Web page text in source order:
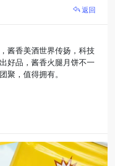
返回
酱香美酒世界传扬，科技
好品，酱香火腿月饼不一
聚，值得拥有。